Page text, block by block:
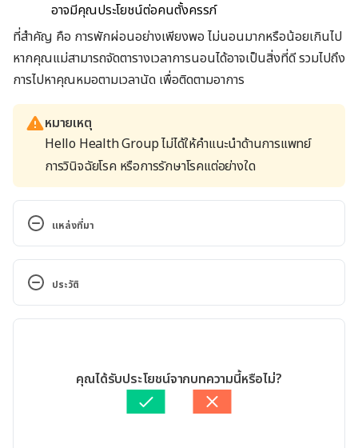
อาจมีคุณประโยชน์ต่อคนตั้งครรภ์
ที่สำคัญ คือ การพักผ่อนอย่างเพียงพอ ไม่นอนมากหรือน้อยเกินไป
หากคุณแม่สามารถจัดตารางเวลาการนอนได้อาจเป็นสิ่งที่ดี รวมไปถึง
การไปหาคุณหมอตามเวลานัด เพื่อติดตามอาการ
หมายเหตุ
Hello Health Group ไม่ได้ให้คำแนะนำด้านการแพทย์
การวินิจฉัยโรค หรือการรักษาโรคแต่อย่างใด
แหล่งที่มา
Depression during pregnancy: You’re not alone.
https://www.mayoclinic.org/healthy-
lifestyle/pregnancy-week-by-week/in-
Depression During Pregnancy.
https://my.clevelandclinic.org/health/articles/9310-
depression-during-pregnancy. Accessed August 5,
ประวัติ
เขียนโดย นนทกร บัณฑิตสินทรัพย์
ตรวจสอบความถูกต้องของข้อมูลโดยสิฏฐิณิศา รัชตวโรทัย
สิฏฐิณิศา รัชตวโรทัย
คุณได้รับประโยชน์จากบทความนี้หรือไม่?